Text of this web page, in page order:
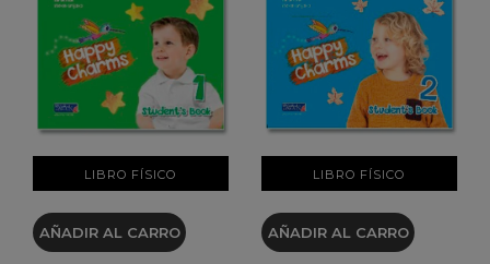
LIBRO FÍSICO
VER DETALLES
AÑADIR AL CARRO
LIBRO FÍSICO
VER DETALLES
AÑADIR AL CARRO